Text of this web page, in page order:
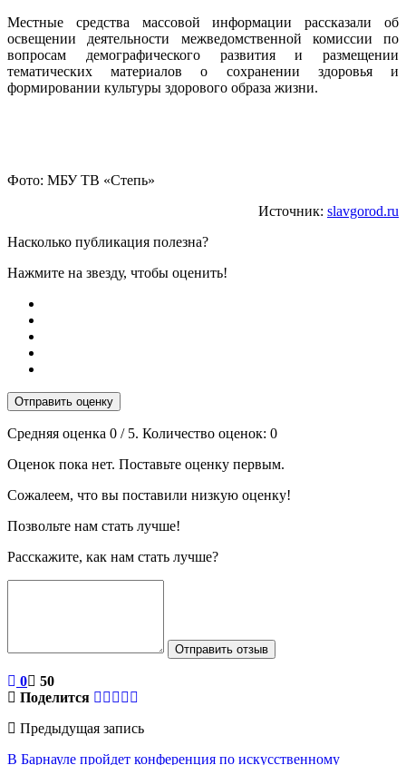
Местные средства массовой информации рассказали об
освещении деятельности межведомственной комиссии по
вопросам демографического развития и размещении
тематических материалов о сохранении здоровья и
формировании культуры здорового образа жизни.
Фото: МБУ ТВ «Степь»
Источник: slavgorod.ru
Насколько публикация полезна?
Нажмите на звезду, чтобы оценить!
Отправить оценку
Средняя оценка 0 / 5. Количество оценок: 0
Оценок пока нет. Поставьте оценку первым.
Сожалеем, что вы поставили низкую оценку!
Позвольте нам стать лучше!
Расскажите, как нам стать лучше?
Отправить отзыв
0
50
Поделится
Предыдущая запись
В Барнауле пройдет конференция по искусственному